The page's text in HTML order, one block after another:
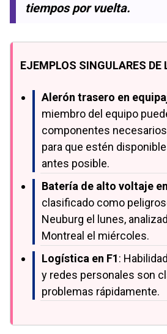
tiempos por vuelta.
EJEMPLOS SINGULARES DE
Alerón trasero en
miembro del equipo
componentes
para que estén
antes posible.
Batería de alto voltaje
clasificado como
Neuburg el lunes,
Montreal el miércoles.
Logística en F1:
y redes personales son
problemas rápidamente.